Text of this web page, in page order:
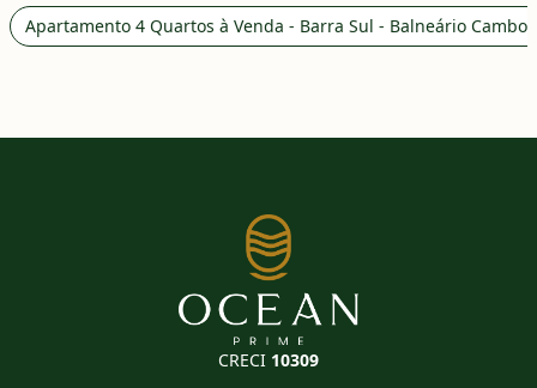
Apartamento 4 Quartos à Venda - Barra Sul - Balneário
CRECI 10309